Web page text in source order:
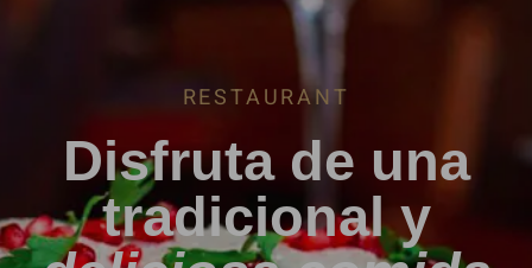
RESTAURANT
Disfruta de una
tradicional y